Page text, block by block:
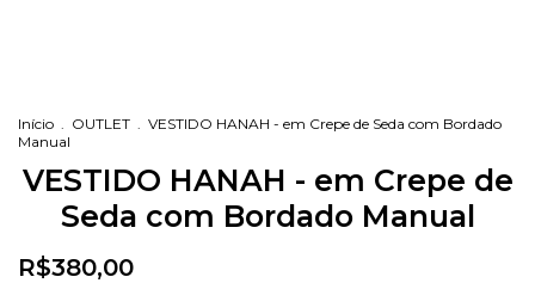
Início OUTLET
VESTIDO HANAH - em Crepe de Seda com Bordado
Manual
VESTIDO HANAH - em Crepe de
Seda com Bordado Manual
R$380,00